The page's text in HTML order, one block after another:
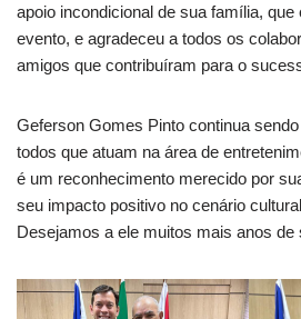
apoio incondicional de sua família,
evento, e agradeceu a todos os
amigos que contribuíram para o
Geferson Gomes Pinto continua
todos que atuam na área de
é um reconhecimento merecido por
seu impacto positivo no cenário
Desejamos a ele muitos mais anos